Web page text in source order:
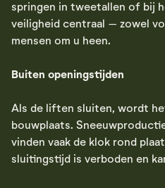
springen in tweetallen of bij
veiligheid centraal – zowel
mensen om u heen.
Buiten openingstijden
Als de liften sluiten, wordt
bouwplaats.
vinden vaak de klok rond
sluitingstijd is verboden en